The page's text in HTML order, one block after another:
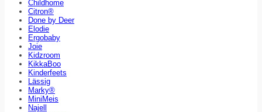
Childhome
Citron®
Done by Deer
Elodie
Ergobaby
Joie
Kidzroom
KikkaBoo
Kinderfeets
Lässig
Marky®
MiniMeis
Najell